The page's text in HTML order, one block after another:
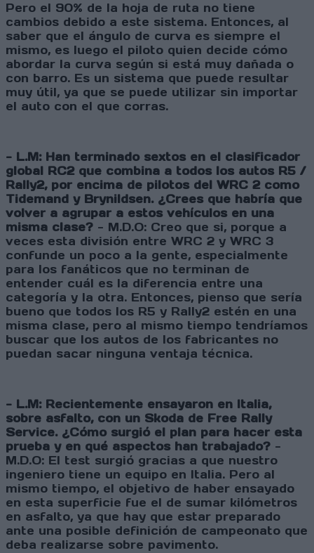
Pero el 90% de la hoja de ruta no tiene
cambios debido a este sistema. Entonces, al
saber que el ángulo de curva es siempre el
mismo, es luego el piloto quien decide cómo
abordar la curva según si está muy dañada o
con barro. Es un sistema que puede resultar
muy útil, ya que se puede utilizar sin importar
el auto con el que corras.
- L.M: Han terminado sextos en el clasificador
global RC2 que combina a todos los autos R5 /
Rally2, por encima de pilotos del WRC 2 como
Tidemand y Brynildsen. ¿Crees que habría que
volver a agrupar a estos vehículos en una
misma clase? - M.D.O: Creo que si, porque a
veces esta división entre WRC 2 y WRC 3
confunde un poco a la gente, especialmente
para los fanáticos que no terminan de
entender cuál es la diferencia entre una
categoría y la otra. Entonces, pienso que sería
bueno que todos los R5 y Rally2 estén en una
misma clase, pero al mismo tiempo tendríamos
buscar que los autos de los fabricantes no
puedan sacar ninguna ventaja técnica.
- L.M: Recientemente ensayaron en Italia,
sobre asfalto, con un Skoda de Free Rally
Service. ¿Cómo surgió el plan para hacer esta
prueba y en qué aspectos han trabajado? -
M.D.O: El test surgió gracias a que nuestro
ingeniero tiene un equipo en Italia. Pero al
mismo tiempo, el objetivo de haber ensayado
en esta superficie fue el de sumar kilómetros
en asfalto, ya que hay que estar preparado
ante una posible definición de campeonato que
deba realizarse sobre pavimento.